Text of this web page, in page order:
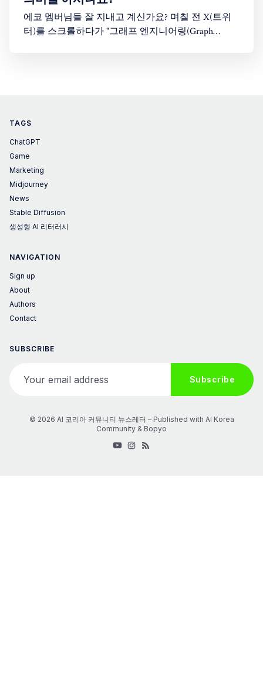
에코 멤버님들 잘 지내고 계신가요? 며칠 전 X(트위
터)를 스크롤하다가 "그래프 엔지니어링(Graph
TAGS
ChatGPT
Game
Marketing
Midjourney
News
Stable Diffusion
생성형 AI 리터러시
NAVIGATION
Sign up
About
Authors
Contact
SUBSCRIBE
Subscribe
© 2026 AI 코리아 커뮤니티 뉴스레터 – Published with AI Korea
Community & Bopyo